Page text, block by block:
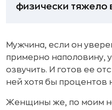
физически тяжело
Мужчина, если он
примерно наполовину,
озвучить. И готов ее
ней хотя бы процентов
Женщины же, по моим